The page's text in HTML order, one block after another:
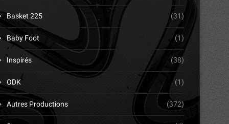
Basket 225 (31)
Baby Foot (1)
Inspirés (38)
ODK (1)
Autres Productions (372)